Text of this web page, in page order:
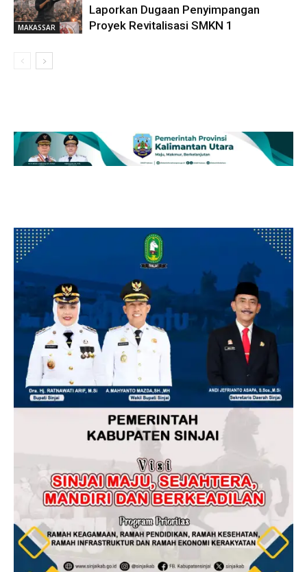
MAKASSAR
Laporkan Dugaan Penyimpangan
Proyek Revitalisasi SMKN 1